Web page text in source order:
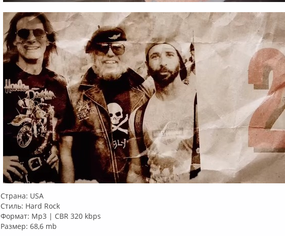
Страна: USA
Стиль: Hard Rock
Формат: Mp3 | CBR 320 kbps
Размер: 68,6 mb